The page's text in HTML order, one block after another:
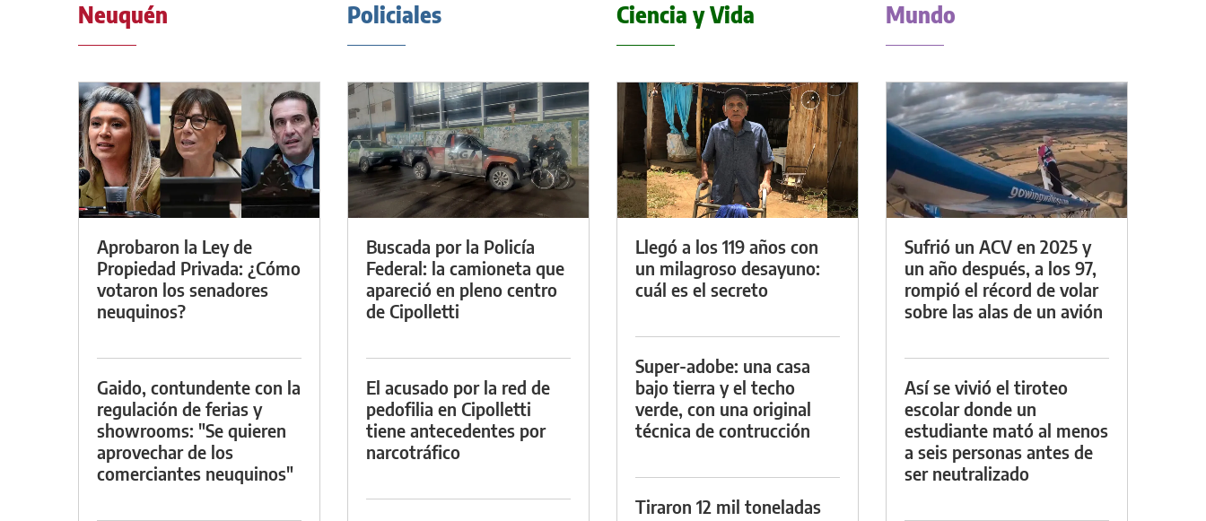
Neuquén
Aprobaron la Ley de
Propiedad Privada: ¿Cómo
votaron los senadores
neuquinos?
Gaido, contundente con la
regulación de ferias y
showrooms: "Se quieren
aprovechar de los
comerciantes neuquinos"
Policiales
Buscada por la Policía
Federal: la camioneta que
apareció en pleno centro
de Cipolletti
El acusado por la red de
pedofilia en Cipolletti
tiene antecedentes por
narcotráfico
Ciencia y Vida
Llegó a los 119 años con
un milagroso desayuno:
cuál es el secreto
Super-adobe: una casa
bajo tierra y el techo
verde, con una original
técnica de contrucción
Tiraron 12 mil toneladas
Mundo
Sufrió un ACV en 2025 y
un año después, a los 97,
rompió el récord de volar
sobre las alas de un avión
Así se vivió el tiroteo
escolar donde un
estudiante mató al menos
a seis personas antes de
ser neutralizado